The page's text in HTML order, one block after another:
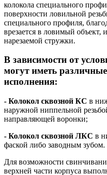
колокола специального
поверхности ловильной
специального профиля,
врезается в ловимый объект,
нарезаемой стружки.
В зависимости от
могут иметь
исполнения:
- Колокол сквозной КС в
наружной ниппельной
направляющей воронки;
- Колокол сквозной ЛКС в
фаской либо заводным зубом.
Для возможности
верхней части корпуса